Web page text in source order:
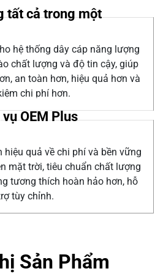
tất cả trong một
hệ thống dây cáp năng lượng
chất lượng và độ tin cậy, giúp
an toàn hơn, hiệu quả hơn và
chi phí hơn.
OEM Plus
hiệu quả về chi phí và bền vững
mặt trời, tiêu chuẩn chất lượng
tương thích hoàn hảo hơn, hỗ
tùy chỉnh.
Sản Phẩm